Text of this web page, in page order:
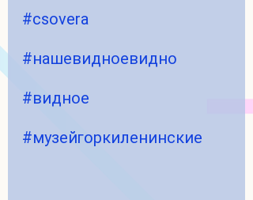
#csovera
#нашевидноевидно
#видное
#музейгоркиленинские